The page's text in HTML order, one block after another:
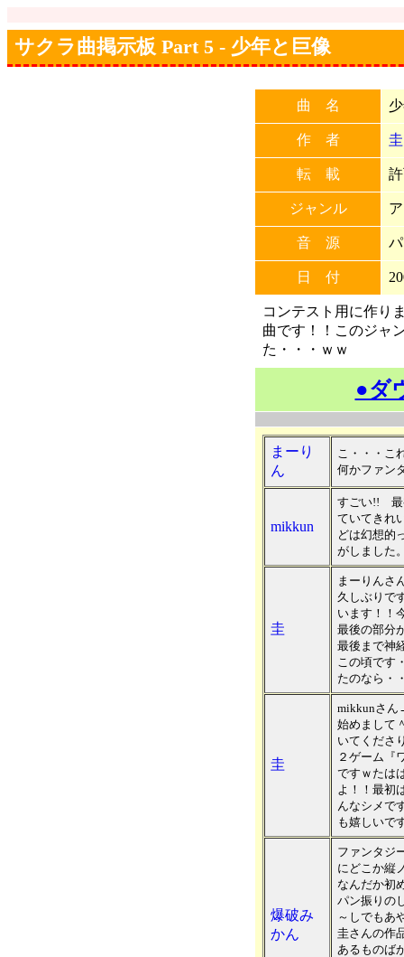
サクラ曲掲示板 Part 5 - 少年と巨像
曲 名
作 者 圭
転 載
ジャンル
音 源
日 付
コンテスト用に作り
曲です！！このジャ
た・・・ｗｗ
●ダ
まーり
ん
こ・・・こ
何かファン
mikkun
すごい!! 最
ていてきれ
どは幻想的
がしました
圭
まーりんさ
久しぶりで
います！！
最後の部分
最後まで神
この頃です
たのなら・
圭
mikkunさ
始めまして
いてくださ
２ゲーム『
ですｗたは
よ！！最初
んなシメで
も嬉しいで
爆破み
かん
ファンタジ
にどこか縦
なんだか初
パン振りの
～しでもあ
圭さんの作
あるものば